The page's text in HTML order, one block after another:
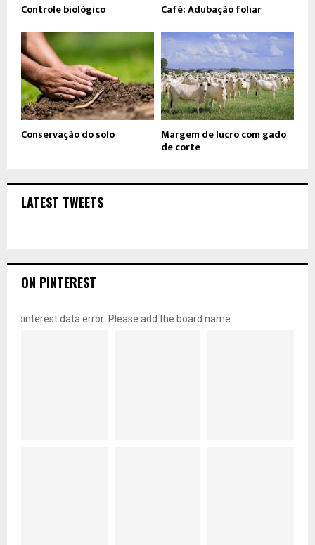
Controle biológico Café: Adubação foliar
Conservação do solo Margem de lucro com gado
de corte
LATEST TWEETS
ON PINTEREST
pinterest data error: Please add the board name